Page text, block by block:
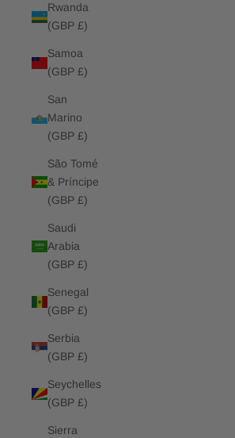
Rwanda
(GBP £)
Samoa
(GBP £)
San
Marino
(GBP £)
São Tomé
& Príncipe
(GBP £)
Saudi
Arabia
(GBP £)
Senegal
(GBP £)
Serbia
(GBP £)
Seychelles
(GBP £)
Sierra